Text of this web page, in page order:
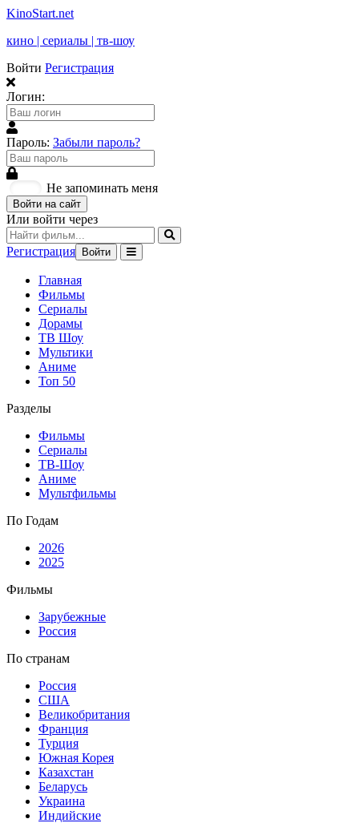
KinoStart.net
кино | сериалы | тв-шоу
Войти Регистрация
Логин:
Пароль: Забыли пароль?
Не запоминать меня
Войти на сайт
Или войти через
Регистрация Войти
Главная
Фильмы
Сериалы
Дорамы
ТВ Шоу
Мультики
Аниме
Топ 50
Разделы
Фильмы
Сериалы
ТВ-Шоу
Аниме
Мультфильмы
По Годам
2026
2025
Фильмы
Зарубежные
Россия
По странам
Россия
США
Великобритания
Франция
Турция
Южная Корея
Казахстан
Беларусь
Украина
Индийские